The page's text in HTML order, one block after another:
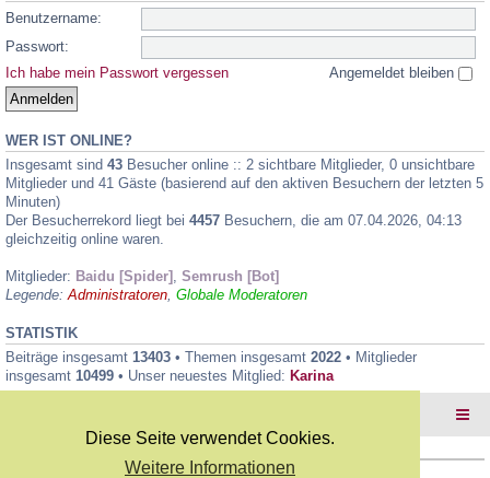
Diese Seite verwendet Cookies.
Weitere Informationen
Benutzername:
Passwort:
Ich habe mein Passwort vergessen
Angemeldet bleiben
WER IST ONLINE?
Insgesamt sind 43 Besucher online :: 2 sichtbare Mitglieder, 0 unsichtbare
Mitglieder und 41 Gäste (basierend auf den aktiven Besuchern der letzten 5
Minuten)
Der Besucherrekord liegt bei 4457 Besuchern, die am 07.04.2026, 04:13
gleichzeitig online waren.
Mitglieder: Baidu [Spider] , Semrush [Bot]
Legende:Administratoren, Globale Moderatoren
STATISTIK
Beiträge insgesamt 13403 • Themen insgesamt 2022 • Mitglieder
insgesamt 10499 • Unser neuestes Mitglied: Karina